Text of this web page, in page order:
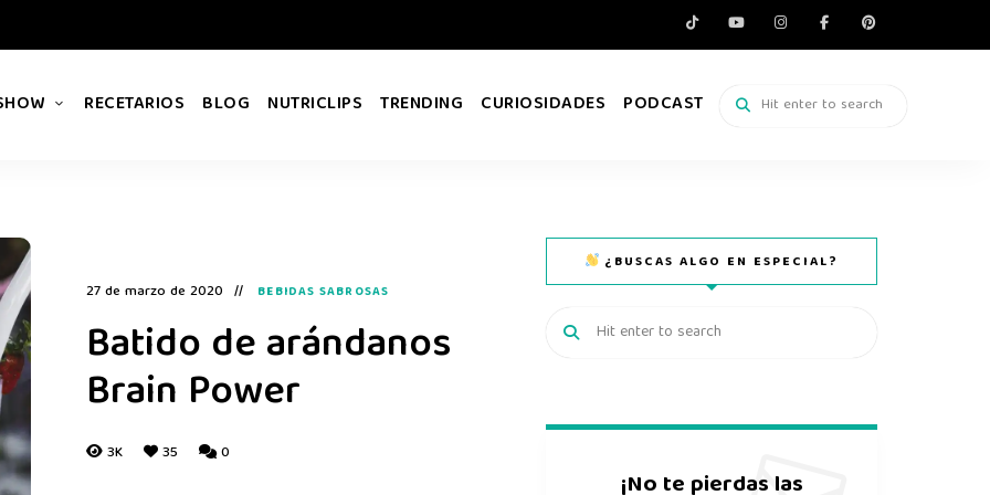
RECETARIOS BLOG NUTRICLIPS TRENDING CURIOSIDADES PODCAST
27 de marzo de 2020 BEBIDAS SABROSAS
Batido de arándanos
Brain Power
3K 35 0
¿BUSCAS ALGO EN ESPECIAL?
¡No te pierdas las